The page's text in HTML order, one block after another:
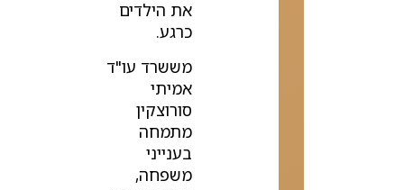
את הילדים
כרגע.
מששרד עו"ד
אמיתי
סורוצקין
מתמחה
בענייני
משפחה,